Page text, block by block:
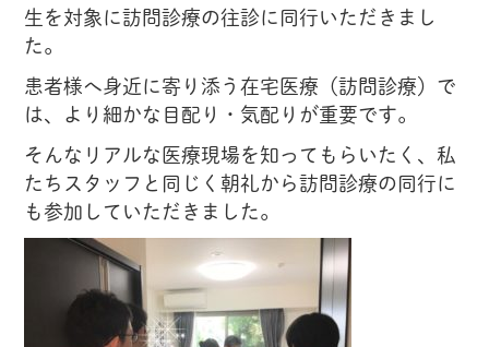
生を対象に訪問診療の往診に同行いただきまし
た。
患者様へ身近に寄り添う在宅医療（訪問診療）で
は、より細かな目配り・気配りが重要です。
そんなリアルな医療現場を知ってもらいたく、私
たちスタッフと同じく朝礼から訪問診療の同行に
も参加していただきました。